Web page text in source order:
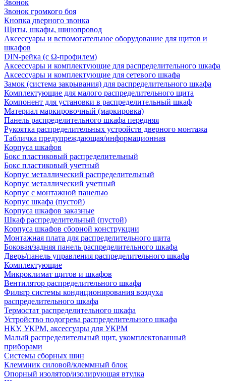
Звонок
Звонок громкого боя
Кнопка дверного звонка
Щиты, шкафы, шинопровод
Аксессуары и вспомогательное оборудование для щитов и
шкафов
DIN-рейка (с Ω-профилем)
Аксессуары и комплектующие для распределительного шкафа
Аксессуары и комплектующие для сетевого шкафа
Замок (система закрывания) для распределительного шкафа
Комплектующие для малого распределительного щита
Компонент для установки в распределительный шкаф
Материал маркировочный (маркировка)
Панель распределительного шкафа передняя
Рукоятка распределительных устройств дверного монтажа
Табличка предупреждающая/информационная
Корпуса шкафов
Бокс пластиковый распределительный
Бокс пластиковый учетный
Корпус металлический распределительный
Корпус металлический учетный
Корпус с монтажной панелью
Корпус шкафа (пустой)
Корпуса шкафов заказные
Шкаф распределительный (пустой)
Корпуса шкафов сборной конструкции
Монтажная плата для распределительного щита
Боковая/задняя панель распределительного шкафа
Дверь/панель управления распределительного шкафа
Комплектующие
Микроклимат щитов и шкафов
Вентилятор распределительного шкафа
Фильтр системы кондиционирования воздуха
распределительного шкафа
Термостат распределительного шкафа
Устройство подогрева распределительного шкафа
НКУ, УКРМ, аксессуары для УКРМ
Малый распределительный щит, укомплектованный
приборами
Системы сборных шин
Клеммник силовой/клеммный блок
Опорный изолятор/изолирующая втулка